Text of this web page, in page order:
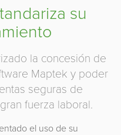
su
la concesión de
Maptek y poder
seguras de
fuerza laboral.
el uso de su